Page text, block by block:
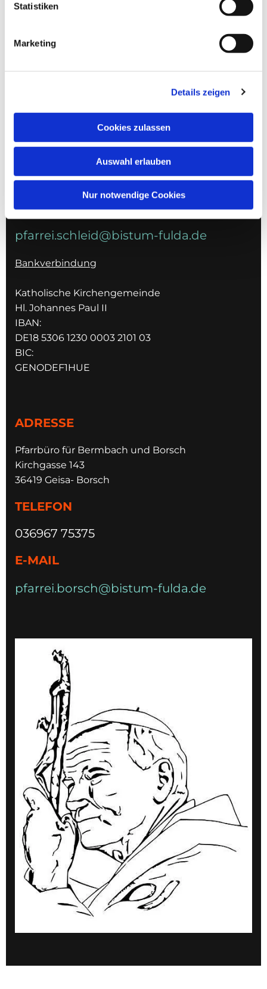
Statistiken
Marketing
Details zeigen
Cookies zulassen
Auswahl erlauben
Nur notwendige Cookies
Lebensbegleitung
Schleider Hauptstraße 16
036967 596795
E-MAIL
pfarrei.schleid@bistum-fulda.de
Bankverbindung
Katholische Kirchengemeinde
Hl. Johannes Paul II
IBAN:
DE18 5306 1230 0003 2101 03
BIC:
GENODEF1HUE
ADRESSE
Pfarrbüro für Bermbach und Borsch
Kirchgasse 143
36419 Geisa- Borsch
TELEFON
036967 75375
E-MAIL
pfarrei.borsch@bistum-fulda.de